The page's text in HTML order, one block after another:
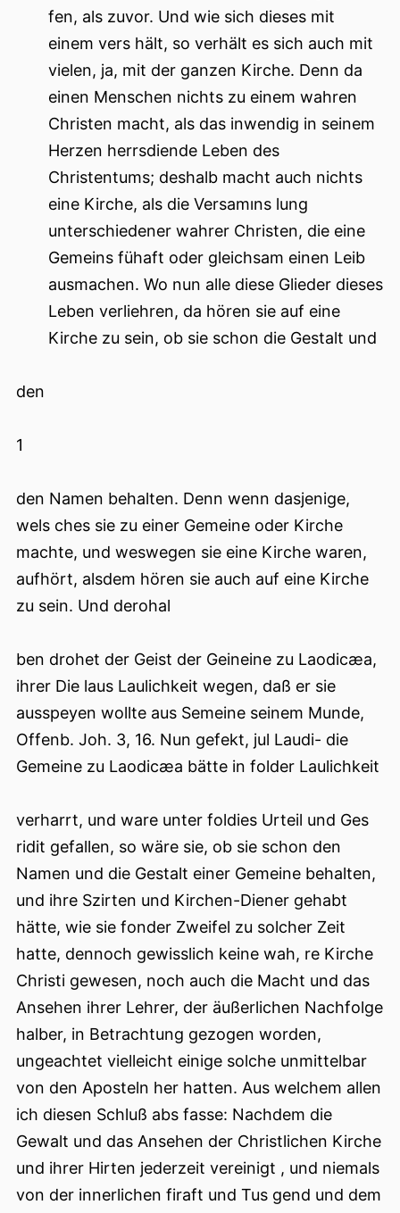
fen, als zuvor. Und wie sich dieses mit
einem vers hält, so verhält es sich auch mit
vielen, ja, mit der ganzen Kirche. Denn da
einen Menschen nichts zu einem wahren
Christen macht, als das inwendig in seinem
Herzen herrsdiende Leben des
Christentums; deshalb macht auch nichts
eine Kirche, als die Versamıns lung
unterschiedener wahrer Christen, die eine
Gemeins fühaft oder gleichsam einen Leib
ausmachen. Wo nun alle diese Glieder dieses
Leben verliehren, da hören sie auf eine
Kirche zu sein, ob sie schon die Gestalt und
den
1
den Namen behalten. Denn wenn dasjenige,
wels ches sie zu einer Gemeine oder Kirche
machte, und weswegen sie eine Kirche waren,
aufhört, alsdem hören sie auch auf eine Kirche
zu sein. Und derohal
ben drohet der Geist der Geineine zu Laodicæa,
ihrer Die laus Laulichkeit wegen, daß er sie
ausspeyen wollte aus Semeine seinem Munde,
Offenb. Joh. 3, 16. Nun gefekt, jul Laudi- die
Gemeine zu Laodicæa bätte in folder Laulichkeit
verharrt, und ware unter foldies Urteil und Ges
ridit gefallen, so wäre sie, ob sie schon den
Namen und die Gestalt einer Gemeine behalten,
und ihre Szirten und Kirchen-Diener gehabt
hätte, wie sie fonder Zweifel zu solcher Zeit
hatte, dennoch gewisslich keine wah, re Kirche
Christi gewesen, noch auch die Macht und das
Ansehen ihrer Lehrer, der äußerlichen Nachfolge
halber, in Betrachtung gezogen worden,
ungeachtet vielleicht einige solche unmittelbar
von den Aposteln her hatten. Aus welchem allen
ich diesen Schluß abs fasse: Nachdem die
Gewalt und das Ansehen der Christlichen Kirche
und ihrer Hirten jederzeit vereinigt , und niemals
von der innerlichen firaft und Tus gend und dem